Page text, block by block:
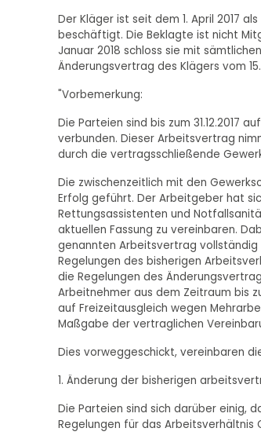
Der Kläger ist seit dem 1. April 2017
beschäftigt. Die Beklagte ist nicht
Januar 2018 schloss sie mit
Änderungsvertrag des Klägers vom
"Vorbemerkung:
Die Parteien sind bis zum 31.12.2017
verbunden. Dieser Arbeitsvertrag
durch die vertragsschließende
Die zwischenzeitlich mit den
Erfolg geführt. Der Arbeitgeber hat
Rettungsassistenten und
aktuellen Fassung zu vereinbaren.
genannten Arbeitsvertrag vollständig
Regelungen des bisherigen
die Regelungen des
Arbeitnehmer aus dem Zeitraum bis
auf Freizeitausgleich wegen
Maßgabe der vertraglichen
Dies vorweggeschickt, vereinbaren
1. Änderung der bisherigen
Die Parteien sind sich darüber einig,
Regelungen für das Arbeitsverhältnis